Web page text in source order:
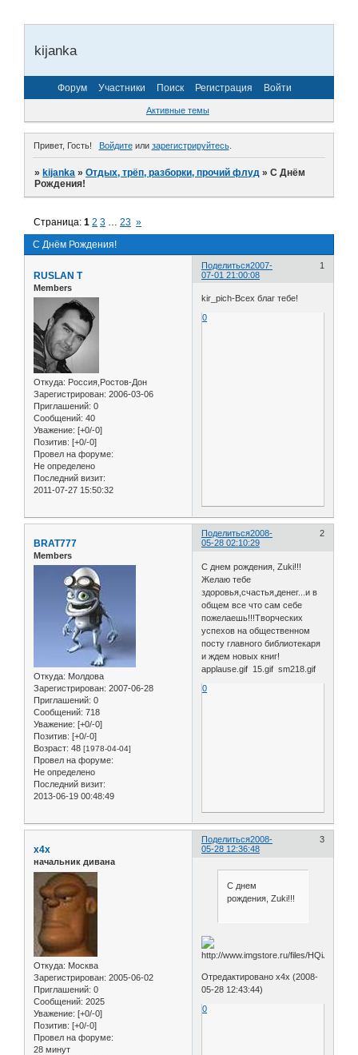
kijanka
Форум Участники Поиск Регистрация Войти
Активные темы
Привет, Гость! Войдитеили зарегистрируйтесь.
»kijanka »Отдых, трёп, разборки, прочий флуд »С Днём
Рождения!
С Днём Рождения!
Страница:1 2 3 … 23 »
Поделиться 1
2007-
07-01 21:00:08
RUSLAN T
Members
Откуда: Россия,Ростов-Дон
Зарегистрирован: 2006-03-06
Приглашений: 0
Сообщений: 40
Уважение: [+0/-0]
Позитив: [+0/-0]
Провел на форуме:
Не определено
Последний визит:
2011-07-27 15:50:32
kir_pich-Всех благ тебе!
0
Поделиться 2
2008-
05-28 02:10:29
BRAT777
Members
Откуда: Молдова
Зарегистрирован: 2007-06-28
Приглашений: 0
Сообщений: 718
Уважение: [+0/-0]
Позитив: [+0/-0]
Возраст: 48 [1978-04-04]
Провел на форуме:
Не определено
Последний визит:
2013-06-19 00:48:49
С днем рождения, Zuki!!!
Желаю тебе
здоровья,счастья,денег...и в
общем все что сам себе
пожелаешь!!!Творческих
успехов на общественном
посту главного библиотекаря
и ждем новых книг!
applause.gif 15.gif sm218.gif
0
Поделиться 3
2008-
05-28 12:36:48
x4x
начальник дивана
Откуда: Москва
Зарегистрирован: 2005-06-02
Приглашений: 0
Сообщений: 2025
Уважение: [+0/-0]
Позитив: [+0/-0]
Провел на форуме:
28 минут
С днем
рождения, Zuki!!!
Отредактировано x4x (2008-
05-28 12:43:44)
0